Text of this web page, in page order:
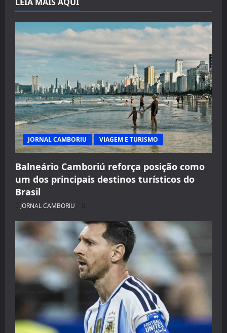
JORNAL CAMBORIU VIAGEM E TURISMO
Balneário Camboriú reforça posição como
um dos principais destinos turísticos do
Brasil
JORNAL CAMBORIU